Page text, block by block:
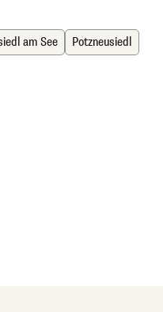
am See Potzneusiedl